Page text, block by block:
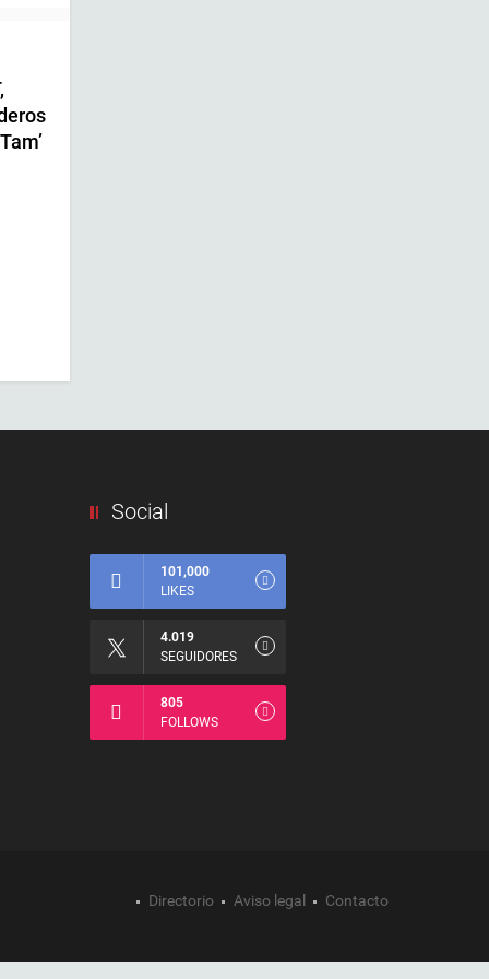
Social
101,000
LIKES
4.019
SEGUIDORES
805
FOLLOWS
Directorio Aviso legal Contacto